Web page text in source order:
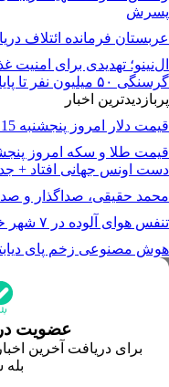
پسرش
عربستان فرمانده ائتلاف
ال‌نینو؛ تهدیدی برای
گرسنگی ۵۰ میلیون نفر تا پایان سال آینده
پربازدیدترین اخبار
قیمت دلار امروز پنجشنبه 15 مرداد 1405 / دلار ۴ هزار تومان ریخت
دست اونس جهانی افتاد +
محمد حقیقی، صداگذار و
تنفس هوای آلوده در ۷ شهر خوزستان
هوش مصنوعی زخم پای
عضویت در
برای دریافت آخرین
جدیدترین قیمت‌ها
قیمت درهم امارات